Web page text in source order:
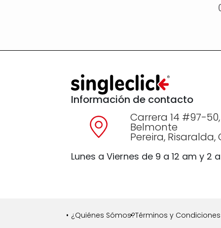
Información de contacto
Carrera 14 #97-
Belmonte
Pereira,
Lunes a Viernes de 9 a 12 am y 2
¿Quiénes Sómos?Términos y